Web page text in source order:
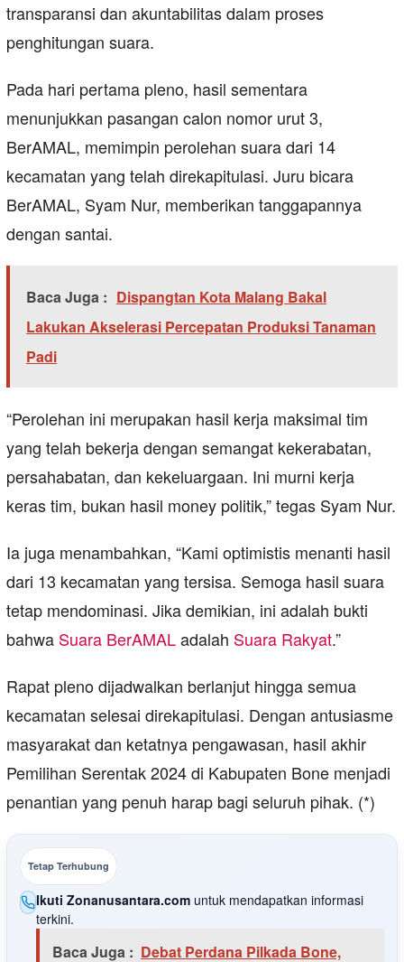
transparansi dan akuntabilitas dalam proses
penghitungan suara.
Pada hari pertama pleno, hasil sementara
menunjukkan pasangan calon nomor urut 3,
BerAMAL, memimpin perolehan suara dari 14
kecamatan yang telah direkapitulasi. Juru bicara
BerAMAL, Syam Nur, memberikan tanggapannya
dengan santai.
Baca Juga : Dispangtan Kota Malang Bakal
Lakukan Akselerasi Percepatan Produksi Tanaman
Padi
“Perolehan ini merupakan hasil kerja maksimal tim
yang telah bekerja dengan semangat kekerabatan,
persahabatan, dan kekeluargaan. Ini murni kerja
keras tim, bukan hasil money politik,” tegas Syam Nur.
Ia juga menambahkan, “Kami optimistis menanti hasil
dari 13 kecamatan yang tersisa. Semoga hasil suara
tetap mendominasi. Jika demikian, ini adalah bukti
bahwa Suara BerAMALadalah Suara Rakyat.”
Rapat pleno dijadwalkan berlanjut hingga semua
kecamatan selesai direkapitulasi. Dengan antusiasme
masyarakat dan ketatnya pengawasan, hasil akhir
Pemilihan Serentak 2024 di Kabupaten Bone menjadi
penantian yang penuh harap bagi seluruh pihak. (*)
Tetap Terhubung
Ikuti Zonanusantara.com untuk mendapatkan informasi
terkini.
Baca Juga : Debat Perdana Pilkada Bone,